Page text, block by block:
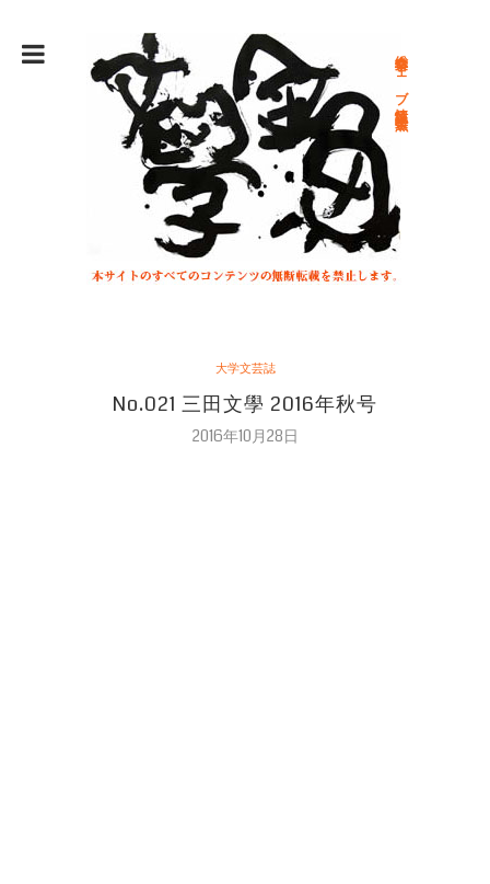
総合文学ウェブ情報誌 文学金魚
大学文芸誌
No.021 三田文學 2016年秋号
2016年10月28日